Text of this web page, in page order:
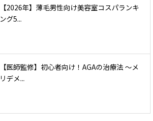
【2026年】薄毛男性向け美容室コスパランキ
ング5...
【医師監修】初心者向け！AGAの治療法 〜メ
リデメ...